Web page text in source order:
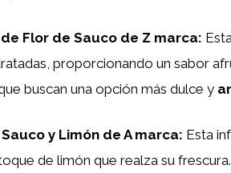
Flor de Sauco de Z marca:
proporcionando un sabor
buscan una opción más dulce y
y Limón de A marca: Esta
de limón que realza su